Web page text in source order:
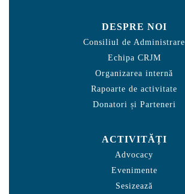
DESPRE NOI
Consiliul de Administrare
Echipa CRJM
Organizarea internă
Rapoarte de activitate
Donatori și Parteneri
ACTIVITĂȚI
Advocacy
Evenimente
Sesizează